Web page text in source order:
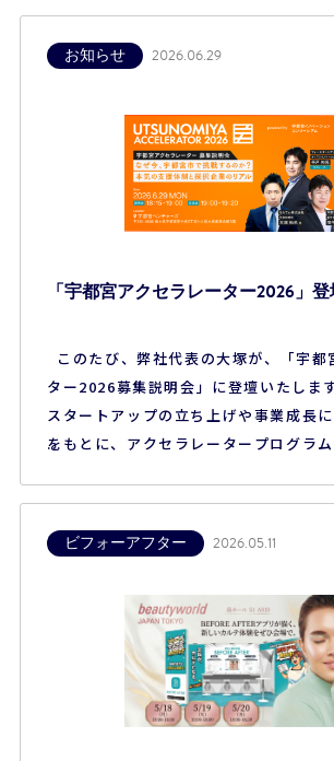
一般のお客様はご参加いただけません
ださい。
お知らせ 2026.06.29
「宇都宮アクセラレーター2026」
このたび、弊社代表の大塚が、「宇都
ター2026募集説明会」に登壇いたしま
スタートアップの立ち上げや事業成長
をもとに、アクセラレータープログラ
にしてきた考え方などについてお話し
また、これから起業や新規事業に挑戦す
て、プログラムの魅力や活用方法に…
ビフォーアフター 2026.05.11